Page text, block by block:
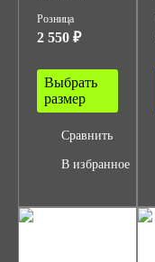
Розница
2 550 ₽
Выбрать
размер
Сравнить
В избранное